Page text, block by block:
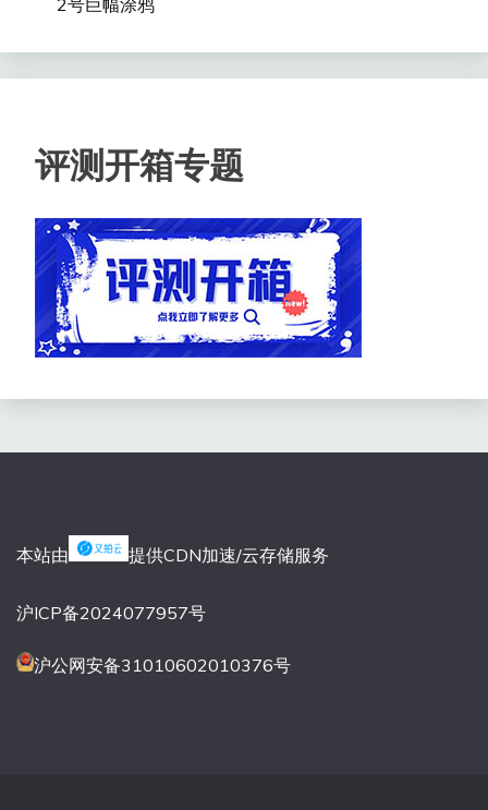
2号巨幅涂鸦
评测开箱专题
本站由 提供CDN加速/云存储服务
沪ICP备2024077957号
沪公网安备31010602010376号